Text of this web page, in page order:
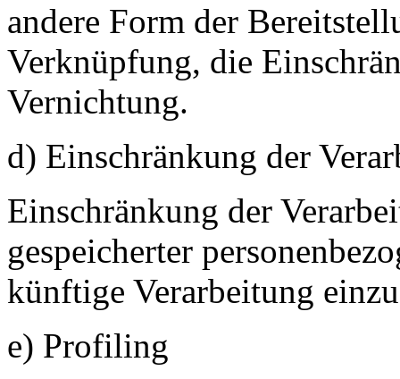
andere Form der
Verknüpfung, die
Vernichtung.
d) Einschränkung der
Einschränkung der
gespeicherter
künftige Verarbeitung
e) Profiling